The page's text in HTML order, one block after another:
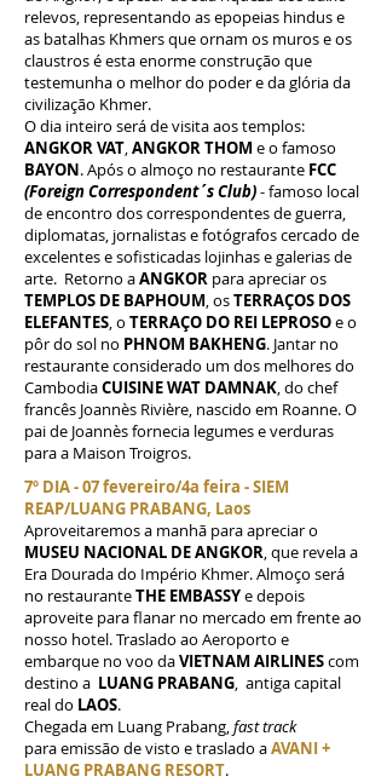
relevos, representando as epopeias hindus e
as batalhas Khmers que ornam os muros e os
claustros é esta enorme construção que
testemunha o melhor do poder e da glória da
civilização Khmer.
O dia inteiro será de visita aos templos:
ANGKOR VAT,ANGKOR THOMe o famoso
BAYON. Após o almoço no restaurante FCC
(ForeignCorrespondent´s Club)- famoso local
de encontro dos correspondentes de guerra,
diplomatas, jornalistas e fotógrafos cercado de
excelentes e sofisticadas lojinhas e galerias de
arte. Retorno aANGKOR para apreciar os
TEMPLOS DE BAPHOUM, osTERRAÇOS DOS
ELEFANTES, o TERRAÇO DO REI LEPROSOe o
pôr do sol no PHNOM BAKHENG. Jantar no
restaurante considerado um dos melhores do
CambodiaCUISINE WAT DAMNAK, do chef
francês Joannès Rivière, nascido em Roanne. O
pai de Joannès fornecia legumes e verduras
para a Maison Troigros.
7º DIA - 07 fevereiro/4a feira - SIEM
REAP/LUANG PRABANG, Laos
Aproveitaremos a manhã para apreciar o
MUSEU NACIONAL DE ANGKOR, que revela a
Era Dourada do Império Khmer. Almoço será
no restauranteTHE EMBASSYe depois
aproveite para flanar no mercado em frente ao
nosso hotel. Traslado ao Aeroporto e
embarque no voo daVIETNAM AIRLINEScom
destino a LUANG PRABANG, antiga capital
real do LAOS.
Chegada em Luang Prabang,fast track
paraemissão de visto e traslado aAVANI +
LUANG PRABANG RESORT.